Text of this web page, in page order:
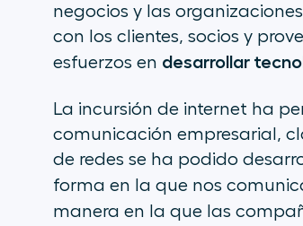
negocios y las
con los clientes, socios y
esfuerzos en desarrollar
La incursión de internet ha
comunicación empresarial,
de redes se ha podido
forma en la que nos
manera en la que las